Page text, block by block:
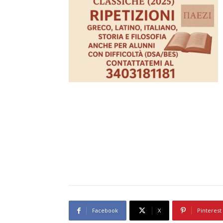
Facebook X Pinterest